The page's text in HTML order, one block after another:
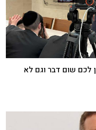
לכם שום דבר וגם לא